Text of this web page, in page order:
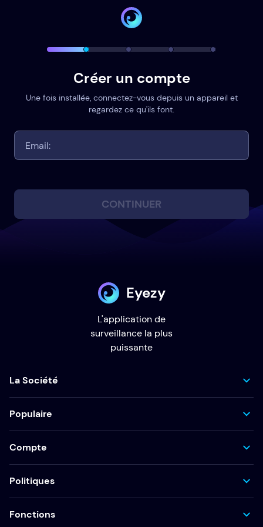
Créer un compte
Une fois installée, connectez-vous depuis un appareil et
regardez ce qu'ils font.
CONTINUER
Eyezy
L'application de
surveillance la plus
puissante
La Société
Populaire
Compte
Politiques
Fonctions